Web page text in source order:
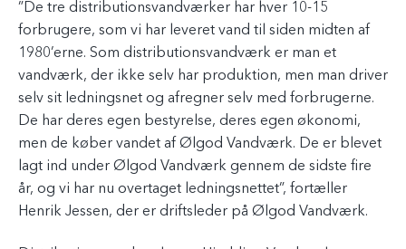
”De tre distributionsvandværker har hver 10-15
forbrugere, som vi har leveret vand til siden midten af
1980’erne. Som distributionsvandværk er man et
vandværk, der ikke selv har produktion, men man driver
selv sit ledningsnet og afregner selv med forbrugerne.
De har deres egen bestyrelse, deres egen økonomi,
men de køber vandet af Ølgod Vandværk. De er blevet
lagt ind under Ølgod Vandværk gennem de sidste fire
år, og vi har nu overtaget ledningsnettet”, fortæller
Henrik Jessen, der er driftsleder på Ølgod Vandværk.